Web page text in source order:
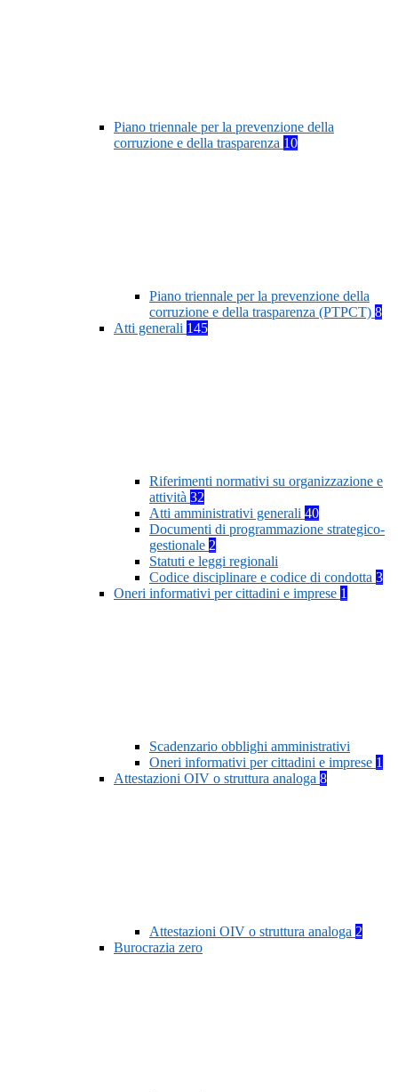
Piano triennale per la prevenzione della
corruzione e della trasparenza 10
Piano triennale per la prevenzione della
corruzione e della trasparenza (PTPCT) 8
Atti generali 145
Riferimenti normativi su organizzazione e
attività 32
Atti amministrativi generali 40
Documenti di programmazione strategico-
gestionale 2
Statuti e leggi regionali
Codice disciplinare e codice di condotta 3
Oneri informativi per cittadini e imprese 1
Scadenzario obblighi amministrativi
Oneri informativi per cittadini e imprese 1
Attestazioni OIV o struttura analoga 8
Attestazioni OIV o struttura analoga 2
Burocrazia zero